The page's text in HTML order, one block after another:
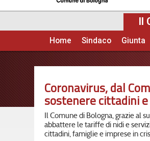
Menu principale
Home Sindaco Giunta
Coronavirus, dal
sostenere cittadini
Il Comune di Bologna, grazie al
abbattere le tariffe di nidi e
cittadini, famiglie e imprese in